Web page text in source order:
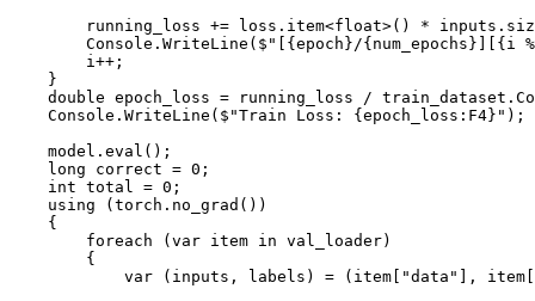
running_loss += loss.item<float>() *
Console.WriteLine($"[{epoch}/{num_epochs}][{i
        i++;
    }
double epoch_loss = running_loss /
    Console.WriteLine($"Train Loss: {epoch_loss:F4}");
    model.eval();
    long correct = 0;
    int total = 0;
    using (torch.no_grad())
    {
        foreach (var item in val_loader)
        {
var (inputs, labels) = (item["data"],